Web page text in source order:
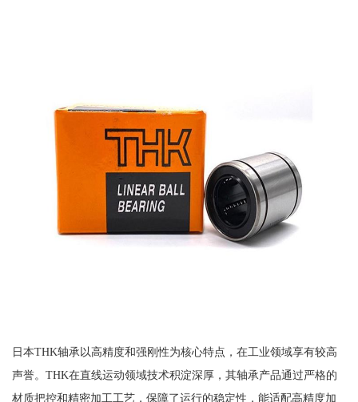
日本THK轴承以高精度和强刚性为核心特点，在工业领域享有较高
声誉。THK在直线运动领域技术积淀深厚，其轴承产品通过严格的
材质把控和精密加工工艺，保障了运行的稳定性，能适配高精度加